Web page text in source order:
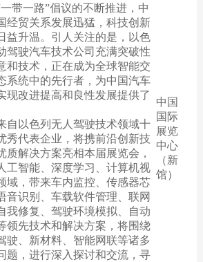
一带一路”倡议的不断推进，中
经贸关系发展迅猛，科技创新
益升温。引人关注的是，以色
驾驶汽车技术公司充满突破性
和技术，正在成为全球智能交
系统中的先行者，为中国汽车
现改进提高和良性发展提供了
自以色列无人驾驶技术领域十
秀代表企业，将携前沿创新技
质解决方案亮相本届展览会，
工智能、深度学习、计算机视
域，带来车内监控、传感器芯
音识别、车载软件管理、联网
我修复、驾驶环境模拟、自动
领先技术和解决方案，将围绕
驶、新材料、智能网联等诸多
题，进行深入探讨和交流，寻
中国
国际
展览
中心
（新
馆）